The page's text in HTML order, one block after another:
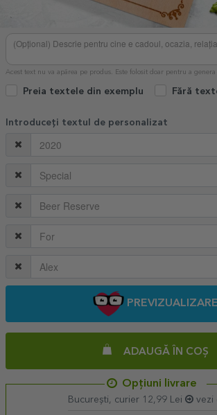
Acest text nu va apărea pe produs. Este folosit doar pentru a genera
Preia textele din exemplu Fără
Introduceți textul de personalizat
PREVIZUALIZARE
ADAUGĂ ÎN COȘ
Opțiuni livrare
București, curier 12,99 Lei vezi